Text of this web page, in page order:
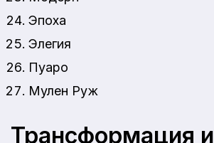
Эпоха
Элегия
Пуаро
Мулен Руж
Трансформация и